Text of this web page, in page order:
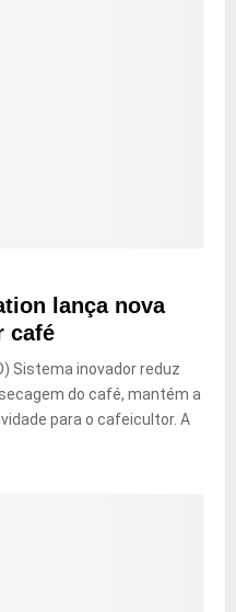
lança nova
café
Sistema inovador reduz
do café, mantém a
para o cafeicultor. A